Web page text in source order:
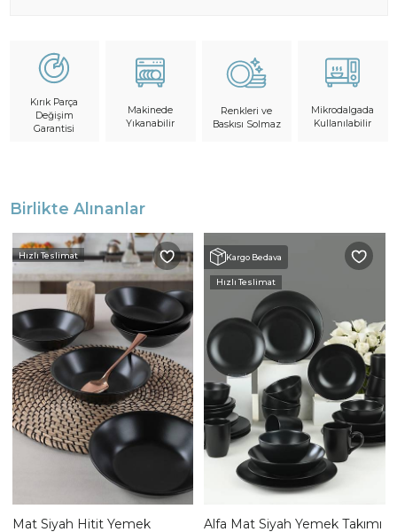
Kırık Parça
Değişim
Garantisi
Makinede
Yıkanabilir
Renkleri ve
Baskısı Solmaz
Mikrodalgada
Kullanılabilir
Birlikte Alınanlar
Hızlı Teslimat
Mat Siyah Hitit Yemek
Kargo Bedava
Hızlı Teslimat
Alfa Mat Siyah Yemek Takımı